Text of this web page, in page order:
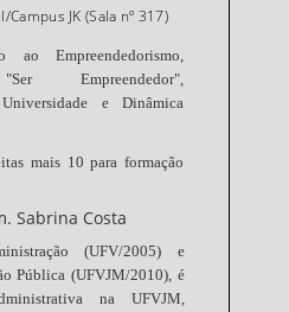
Campus JK (Sala nº 317)
ao Empreendedorismo,
Empreendedor",
e Dinâmica
mais 10 para formação
Sabrina Costa
(UFV/2005) e
Pública (UFVJM/2010), é
na UFVJM,